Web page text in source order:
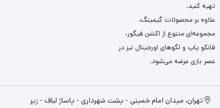
تهیه کنید.
علاوه بر محصولات گیمینگ،
مجموعه‌ای متنوع از اکشن فیگور،
فانکو پاپ و لگوهای اورجینال نیز در
عصر بازی عرضه می‌شود.
تهران، میدان امام خمینی - پشت شهرداری - پاساژ لباف - زیر